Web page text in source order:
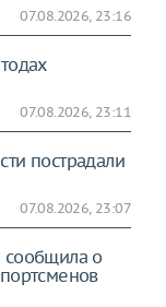
07.08.2026, 23:16
07.08.2026, 23:11
пострадали
07.08.2026, 23:07
сообщила о